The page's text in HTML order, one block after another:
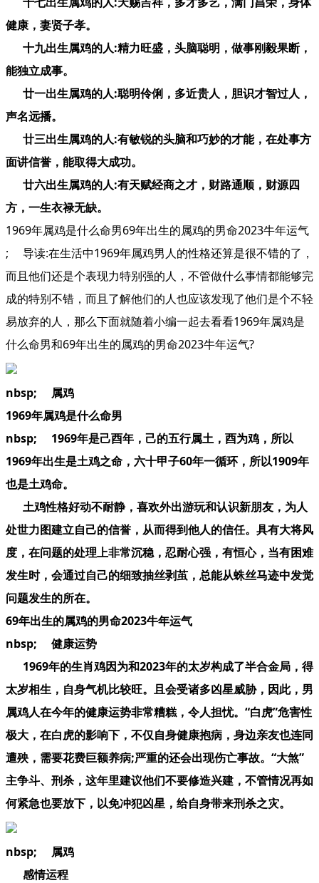
健康，妻贤子孝。
十九出生属鸡的人:精力旺盛，头脑聪明，做事刚毅果断，
能独立成事。
廿一出生属鸡的人:聪明伶俐，多近贵人，胆识才智过人，
声名远播。
廿三出生属鸡的人:有敏锐的头脑和巧妙的才能，在处事方
面讲信誉，能取得大成功。
廿六出生属鸡的人:有天赋经商之才，财路通顺，财源四
方，一生衣禄无缺。
1969年属鸡是什么命男69年出生的属鸡的男命2023牛年运气
; 导读:在生活中1969年属鸡男人的性格还算是很不错的了，
而且他们还是个表现力特别强的人，不管做什么事情都能够完
成的特别不错，而且了解他们的人也应该发现了他们是个不轻
易放弃的人，那么下面就随着小编一起去看看1969年属鸡是
什么命男和69年出生的属鸡的男命2023牛年运气?
nbsp; 属鸡
1969年属鸡是什么命男
nbsp; 1969年是己酉年，己的五行属土，酉为鸡，所以
1969年出生是土鸡之命，六十甲子60年一循环，所以1909年
也是土鸡命。
土鸡性格好动不耐静，喜欢外出游玩和认识新朋友，为人
处世力图建立自己的信誉，从而得到他人的信任。具有大将风
度，在问题的处理上非常沉稳，忍耐心强，有恒心，当有困难
发生时，会通过自己的细致抽丝剥茧，总能从蛛丝马迹中发觉
问题发生的所在。
69年出生的属鸡的男命2023牛年运气
nbsp; 健康运势
1969年的生肖鸡因为和2023年的太岁构成了半合金局，得
太岁相生，自身气机比较旺。且会受诸多凶星威胁，因此，男
属鸡人在今年的健康运势非常糟糕，令人担忧。“白虎”危害性
极大，在白虎的影响下，不仅自身健康抱病，身边亲友也连同
遭殃，需要花费巨额养病;严重的还会出现伤亡事故。“大煞”
主争斗、刑杀，这年里建议他们不要修造兴建，不管情况再如
何紧急也要放下，以免冲犯凶星，给自身带来刑杀之灾。
nbsp; 属鸡
感情运程